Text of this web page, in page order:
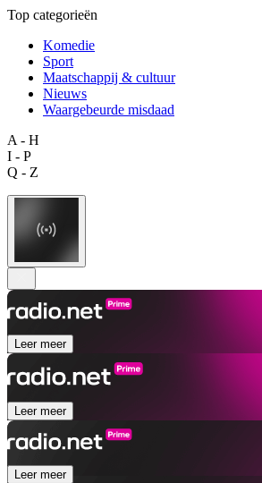
Top categorieën
Komedie
Sport
Maatschappij & cultuur
Nieuws
Waargebeurde misdaad
A - H
I - P
Q - Z
Leer meer
Leer meer
Leer meer